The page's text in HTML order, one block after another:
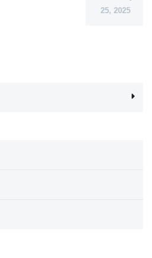
25, 2025